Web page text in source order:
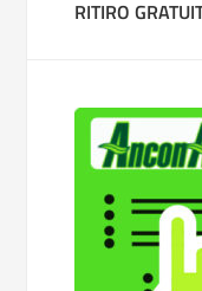
RITIRO